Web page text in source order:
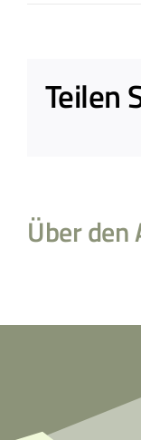
Teilen
Über den